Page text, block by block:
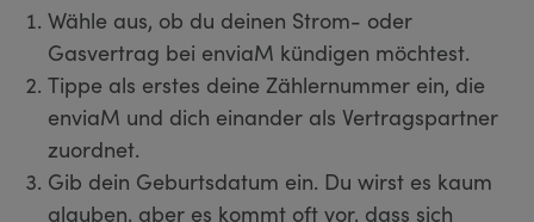
Wähle aus, ob du deinen Strom- oder
Gasvertrag bei enviaM kündigen möchtest.
Tippe als erstes deine Zählernummer ein, die
enviaM und dich einander als Vertragspartner
zuordnet.
Gib dein Geburtsdatum ein. Du wirst es kaum
glauben, aber es kommt oft vor, dass sich